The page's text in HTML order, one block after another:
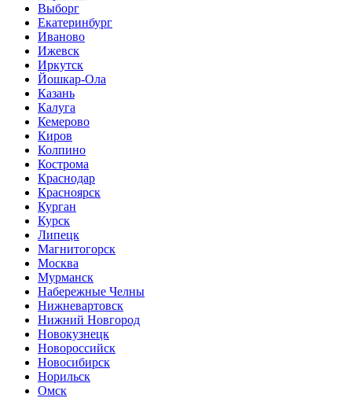
Выборг
Екатеринбург
Иваново
Ижевск
Иркутск
Йошкар-Ола
Казань
Калуга
Кемерово
Киров
Колпино
Кострома
Краснодар
Красноярск
Курган
Курск
Липецк
Магнитогорск
Москва
Мурманск
Набережные Челны
Нижневартовск
Нижний Новгород
Новокузнецк
Новороссийск
Новосибирск
Норильск
Омск